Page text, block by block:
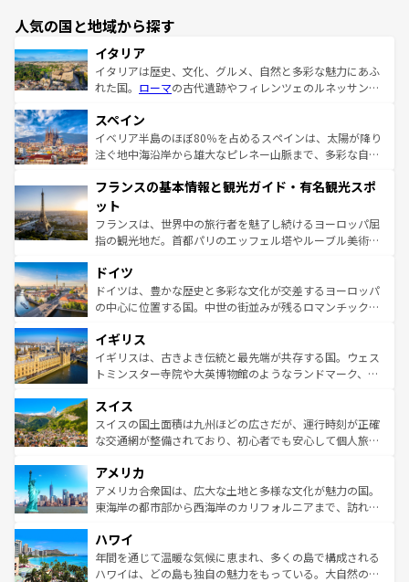
人気の国と地域から探す
イタリア
イタリアは歴史、文化、グルメ、自然と多彩な魅力にあふ
れた国。 ローマの古代遺跡やフィレンツェのルネッサンス
ろん、トスカーナの美しい田園風景やアマルフィ海岸の絶
景など、自然景観も見逃せない。観光の合間には、本場の
ピザやパスタなど、絶品のイタリア料理を堪能することも
ませてくれるイタリアで、忘れられない旅をしてみよう！
なお、新着のイタリア情報は
しい。
スペイン
イベリア半島のほぼ80％を占めるスペインは、太陽が降り
注ぐ地中海沿岸から雄大なピレネー山脈まで、多彩な自然
文化が根付くこの国では、情熱的なフラメンコ、熱気あふ
れる闘牛、そして美味しいタパスが生活の一部となってい
る。首都マドリードの洗練された雰囲気や、バルセロナの
アートに溢れた街角から、地方では古代ローマ遺跡や中世
せる。地方によって風土や気候が異なるスペインはその個
性で訪れる人を魅了する。 なお、新着のスペイン情報は コ
ンテンツ一覧を参照してほしい。
フランスの基本情報と観光ガイド・有名観光スポ
ット
フランスは、世界中の旅行者を魅了し続けるヨーロッパ屈
指の観光地だ。首都パリのエッフェル塔やルーブル美術館
で、幅広い魅力が詰まっている。華麗な宮殿、歴史的な大
聖堂、美しいビーチ、そして豊かな自然が、訪れる者を心
から魅了する。また、フランスは美食の国としても知ら
いる。シャンパンの発祥地であるランス、プロヴァンスの
香り高いラベンダー畑など、多彩な楽しみ方が可能だ。さ
らに、パリ以外の地域にも魅力が溢れており、どの街角に
れる地方に足を運ぶとそれぞれで全く異なる文化を体験で
きるだろう。 なお、新着のフランス情報はコンテンツ一覧
を参照してほしい。
ドイツ
ドイツは、豊かな歴史と多彩な文化が交差するヨーロッパ
の中心に位置する国。中世の街並みが残るロマンチック街
顔を持つこの国は、どこを歩いても飽きることがない。ベ
ルリンの文化的活気、バイエルン州のアルプスの絶景、そ
してライン川沿いのワイン畑といった風景は必見。ビール
は、お酒好きな人にはぜひ体験してほしい。 なお、新着の
ドイツ情報はコンテンツ一覧を参照してほしい。
イギリス
イギリスは、古きよき伝統と最先端が共存する国。ウェス
トミンスター寺院や大英博物館のようなランドマーク、歴
リアごとに異なる魅力がある。また、優雅なアフタヌーン
ティー、ビール好きにはたまらない英国パブ、サッカー観
戦など、本場だからこそできる体験も豊富。イギリスを旅
ンツ一覧を参照してほしい。
スイス
スイスの国土面積は九州ほどの広さだが、運行時刻が正確
な交通網が整備されており、初心者でも安心して個人旅行
の建物がそのまま残る町や、スイスならではのユニークな
博物館もあり、アルプス観光だけでなく町歩きも満喫する
ことができる。国民の所得が高いため物価も高いが、旅行
ば市内交通費無料で観光を楽しむこともできる。 なお、新
着のスイス情報はコンテンツ一覧 を参照してほしい。
アメリカ
アメリカ合衆国は、広大な土地と多様な文化が魅力の国。
東海岸の都市部から西海岸のカリフォルニアまで、訪れる
のような巨大都市は、観光、ショッピング、エンターテイ
ンメントが詰まった刺激的なスポットだ。一方、アメリカ
西部には大自然が広がり、グランドキャニオンやイエロー
ハワイ
年間を通じて温暖な気候に恵まれ、多くの島で構成される
ハワイは、どの島も独自の魅力をもっている。大自然の神